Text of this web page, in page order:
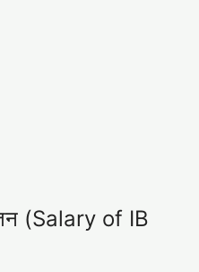
(Salary of IB